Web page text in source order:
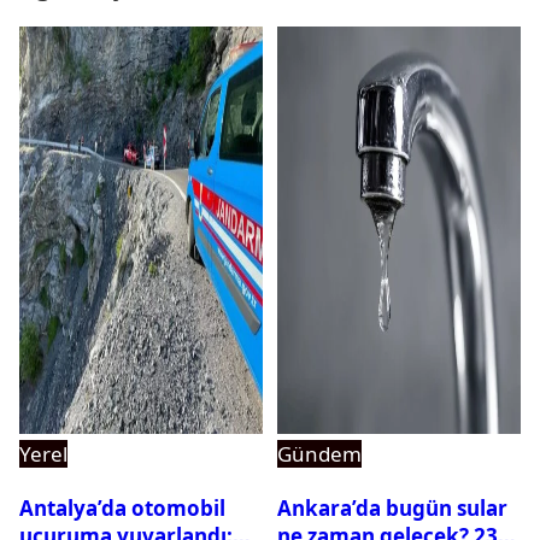
Yerel
Antalya’da otomobil
Gündem
Ankara’da bugün sular